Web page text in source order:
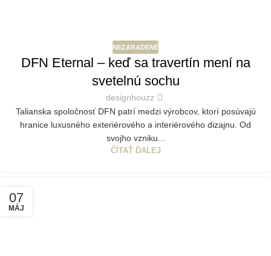
NEZARADENÉ
DFN Eternal – keď sa travertín mení na
svetelnú sochu
designhouzz
Talianska spoločnosť DFN patrí medzi výrobcov, ktorí posúvajú
hranice luxusného exteriérového a interiérového dizajnu. Od
svojho vzniku...
ČÍTAŤ ĎALEJ
07
MÁJ